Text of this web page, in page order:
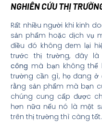
NGHIÊN CỨU THỊ
Rất nhiều người khi kinh
sản phẩm hoặc dịch vụ
điều đó không đem lại
trước thị trường, đây là
công mà bạn không thể
trường cần gì, họ đang ở
rằng sản phẩm mà bạn
chúng cung cấp được
hơn nữa nếu nó là một
trên thị trường thì càng tốt.